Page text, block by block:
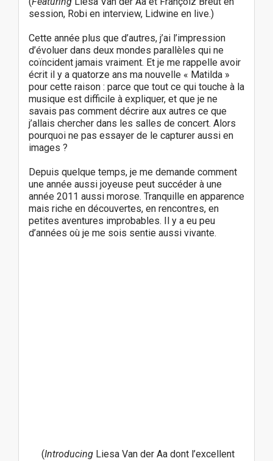
session, Robi en interview, Lidwine en live.)
Cette année plus que d’autres, j’ai l’impression
d’évoluer dans deux mondes parallèles qui ne
coïncident jamais vraiment. Et je me rappelle avoir
écrit il y a quatorze ans ma nouvelle « Matilda »
pour cette raison : parce que tout ce qui touche à la
musique est difficile à expliquer, et que je ne
savais pas comment décrire aux autres ce que
j’allais chercher dans les salles de concert. Alors
pourquoi ne pas essayer de le capturer aussi en
images ?
Depuis quelque temps, je me demande comment
une année aussi joyeuse peut succéder à une
année 2011 aussi morose. Tranquille en apparence
mais riche en découvertes, en rencontres, en
petites aventures improbables. Il y a eu peu
d’années où je me sois sentie aussi vivante.
(IntroducingLiesa Van der Aa dont l’excellent